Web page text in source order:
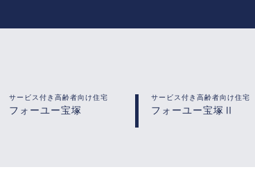
サービス付き高齢者向け住宅
フォーユー宝塚
サービス付き高齢者向け住宅
フォーユー宝塚Ⅱ